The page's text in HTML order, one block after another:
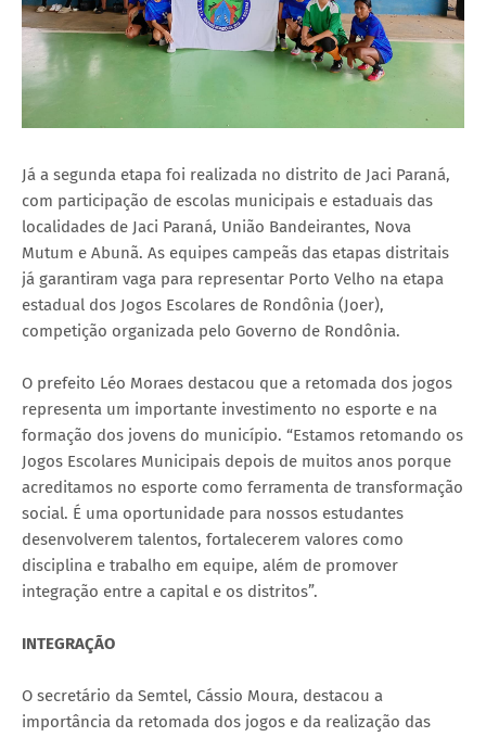
Já a segunda etapa foi realizada no distrito de Jaci Paraná,
com participação de escolas municipais e estaduais das
localidades de Jaci Paraná, União Bandeirantes, Nova
Mutum e Abunã. As equipes campeãs das etapas distritais
já garantiram vaga para representar Porto Velho na etapa
estadual dos Jogos Escolares de Rondônia (Joer),
competição organizada pelo Governo de Rondônia.
O prefeito Léo Moraes destacou que a retomada dos jogos
representa um importante investimento no esporte e na
formação dos jovens do município. “Estamos retomando os
Jogos Escolares Municipais depois de muitos anos porque
acreditamos no esporte como ferramenta de transformação
social. É uma oportunidade para nossos estudantes
desenvolverem talentos, fortalecerem valores como
disciplina e trabalho em equipe, além de promover
integração entre a capital e os distritos”.
INTEGRAÇÃO
O secretário da Semtel, Cássio Moura, destacou a
importância da retomada dos jogos e da realização das